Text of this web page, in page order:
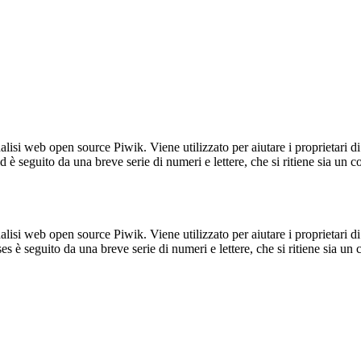
web open source Piwik. Viene utilizzato per aiutare i proprietari
seguito da una breve serie di numeri e lettere, che si ritiene sia un
web open source Piwik. Viene utilizzato per aiutare i proprietari
è seguito da una breve serie di numeri e lettere, che si ritiene sia